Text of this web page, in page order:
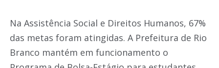
Na Assistência Social e Direitos Humanos, 67%
das metas foram atingidas. A Prefeitura de Rio
Branco mantém em funcionamento o